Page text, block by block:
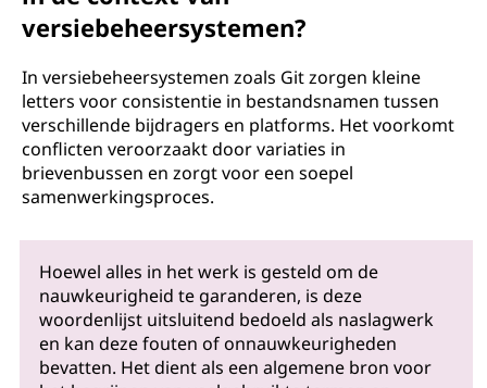
versiebeheersystemen?
In versiebeheersystemen zoals Git zorgen kleine
letters voor consistentie in bestandsnamen tussen
verschillende bijdragers en platforms. Het voorkomt
conflicten veroorzaakt door variaties in
brievenbussen en zorgt voor een soepel
samenwerkingsproces.
Hoewel alles in het werk is gesteld om de
nauwkeurigheid te garanderen, is deze
woordenlijst uitsluitend bedoeld als naslagwerk
en kan deze fouten of onnauwkeurigheden
bevatten. Het dient als een algemene bron voor